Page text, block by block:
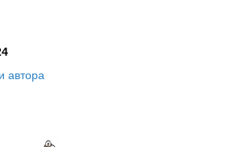
автора